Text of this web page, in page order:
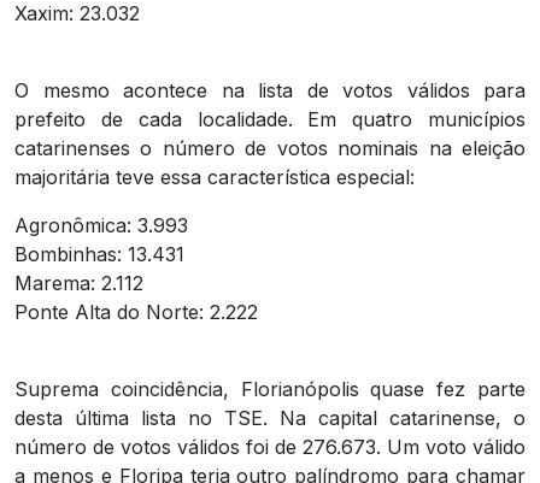
Xaxim: 23.032
O mesmo acontece na lista de votos válidos para
prefeito de cada localidade. Em quatro municípios
catarinenses o número de votos nominais na eleição
majoritária teve essa característica especial:
Agronômica: 3.993
Bombinhas: 13.431
Marema: 2.112
Ponte Alta do Norte: 2.222
Suprema coincidência, Florianópolis quase fez parte
desta última lista no TSE. Na capital catarinense, o
número de votos válidos foi de 276.673. Um voto válido
a menos e Floripa teria outro palíndromo para chamar